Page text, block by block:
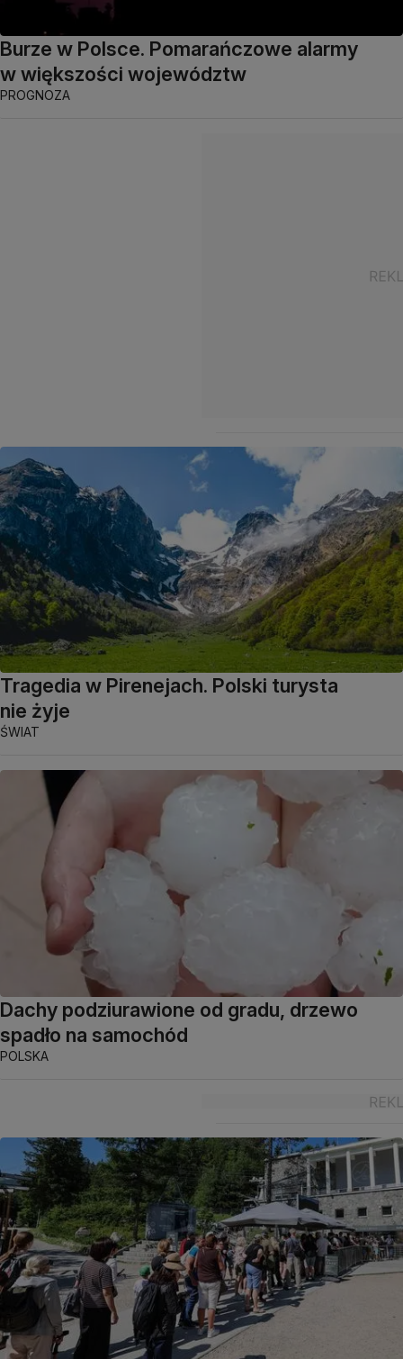
Burze w Polsce. Pomarańczowe alarmy
w większości województw
PROGNOZA
Tragedia w Pirenejach. Polski turysta
nie żyje
ŚWIAT
Dachy podziurawione od gradu, drzewo
spadło na samochód
POLSKA